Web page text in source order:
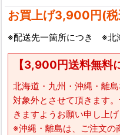
お買上げ3,900円(
※配送先一箇所につき ※北
【3,900円送料無料
北海道・九州・沖縄・離
対象外とさせて頂きます
きますようお願い申し上げ
※沖縄・離島は、ご注文の